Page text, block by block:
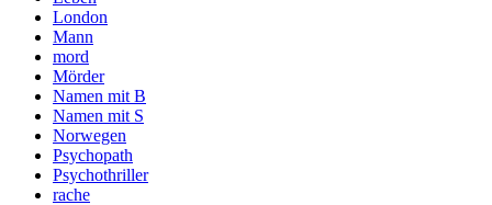
London
Mann
mord
Mörder
Namen mit B
Namen mit S
Norwegen
Psychopath
Psychothriller
rache